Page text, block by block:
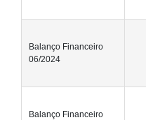
Balanço Financeiro
06/2024
Balanço Financeiro